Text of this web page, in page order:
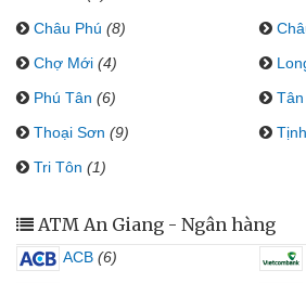
Châu Phú (8)
Chợ Mới (4)
Phú Tân (6)
Thoại Sơn (9)
Tri Tôn (1)
ATM An Giang - Ngân hàng
ACB (6)